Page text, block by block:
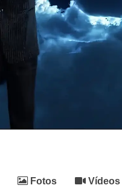
Fotos Vídeos